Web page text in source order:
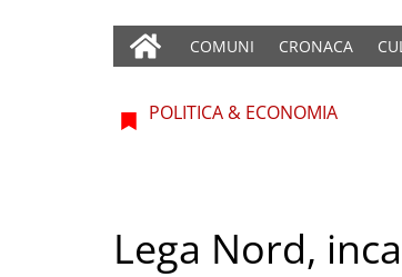
COMUNI CRONACA
POLITICA & ECONOMIA
Lega Nord,